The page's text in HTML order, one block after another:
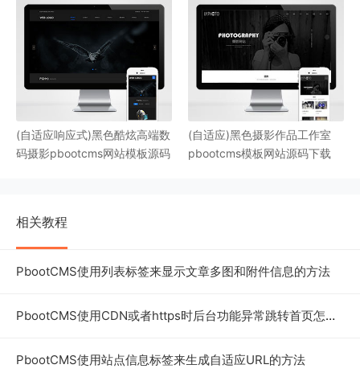
(自适应响应式)黑色酷炫高端数
码摄影pbootcms网站模板源码
(自适应)黑色摄影作品工作室
pbootcms模板网站源码下载
相关教程
PbootCMS使用列表标签来显示文章多图和附件信息的方法
PbootCMS使用CDN或者https时后台功能异常跳转首页怎么办
PbootCMS使用站点信息标签来生成自适应URL的方法